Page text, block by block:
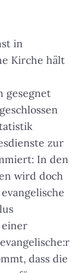
in
Kirche hält
gesegnet
zur
In den
wird doch
dass die